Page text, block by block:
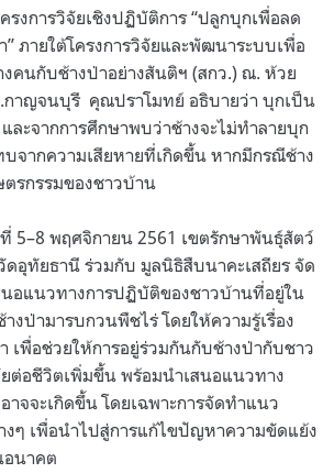
รงการวิจัยเชิงปฏิบัติการ “ปลูกบุกเพื่อลด
ภายใต้โครงการวิจัยและพัฒนาระบบเพื่อ
งคนกับช้างป่าอย่างสันติฯ (สกว.) ณ. ห้วย
กาญจนบุรี คุณปราโมทย์ อธิบายว่า บุกเป็น
ะจากการศึกษาพบว่าช้างจะไม่ทำลายบุก
บจากความเสียหายที่เกิดขึ้น หากมีกรณีช้าง
รกรรมของชาวบ้าน
5–8 พฤศจิกายน 2561 เขตรักษาพันธุ์สัตว์
อุทัยธานี ร่วมกับ มูลนิธิสืบนาคะเสถียร จัด
นอแนวทางการปฏิบัติของชาวบ้านที่อยู่ใน
งป่ามารบกวนพืชไร่ โดยให้ความรู้เรื่อง
เพื่อช่วยให้การอยู่ร่วมกันกับช้างป่ากับชาว
ต่อชีวิตเพิ่มขึ้น พร้อมนำเสนอแนวทาง
จจะเกิดขึ้น โดยเฉพาะการจัดทำแนว
ๆ เพื่อนำไปสู่การแก้ไขปัญหาความขัดแย้ง
อนาคต